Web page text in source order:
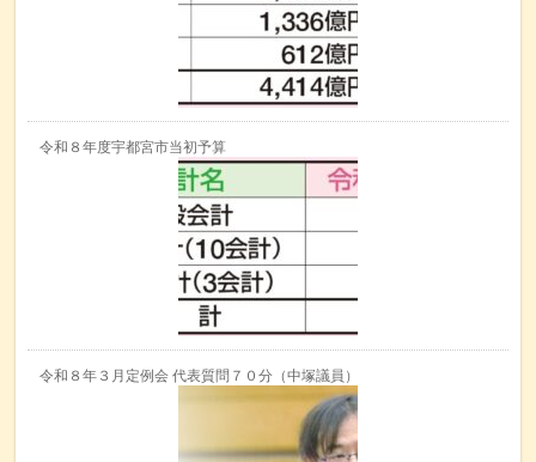
令和８年度宇都宮市当初予算
令和８年３月定例会 代表質問７０分（中塚議員）